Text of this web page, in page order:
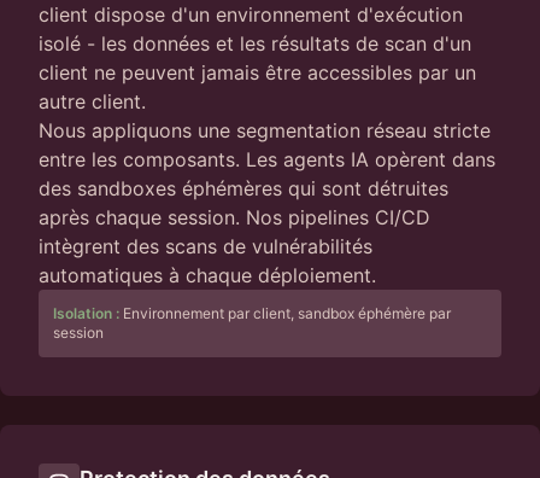
client dispose d'un environnement d'exécution
isolé - les données et les résultats de scan d'un
client ne peuvent jamais être accessibles par un
autre client.
Nous appliquons une segmentation réseau stricte
entre les composants. Les agents IA opèrent dans
des sandboxes éphémères qui sont détruites
après chaque session. Nos pipelines CI/CD
intègrent des scans de vulnérabilités
automatiques à chaque déploiement.
Isolation : Environnement par client, sandbox éphémère par
session